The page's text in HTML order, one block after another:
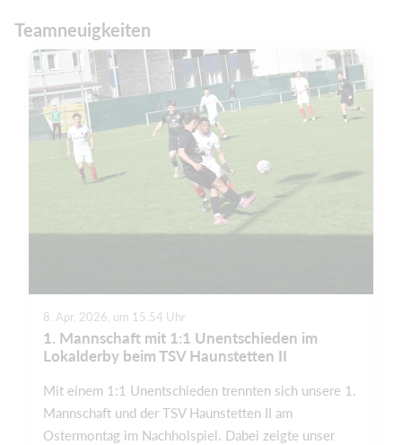
Teamneuigkeiten
8. Apr. 2026, um 15.54 Uhr
1. Mannschaft mit 1:1 Unentschieden im
Lokalderby beim TSV Haunstetten II
Mit einem 1:1 Unentschieden trennten sich unsere 1.
Mannschaft und der TSV Haunstetten II am
Ostermontag im Nachholspiel. Dabei zeigte unser